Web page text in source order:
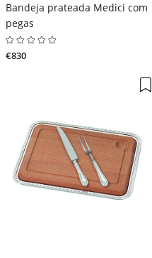
Bandeja prateada Medici com
pegas
€830